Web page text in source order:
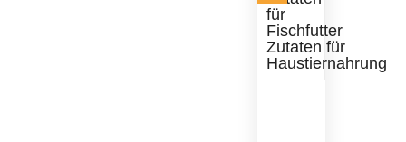
für
Fischfutter
Zutaten für
Haustiernahrung